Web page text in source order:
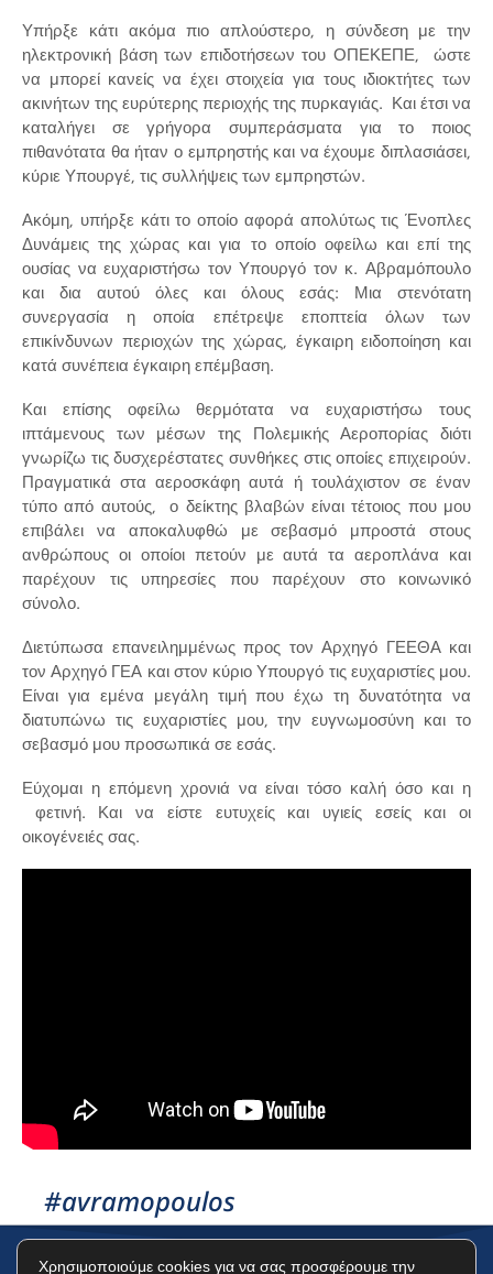
Υπήρξε κάτι ακόμα πιο απλούστερο, η σύνδεση με την
ηλεκτρονική βάση των επιδοτήσεων του ΟΠΕΚΕΠΕ, ώστε
να μπορεί κανείς να έχει στοιχεία για τους ιδιοκτήτες των
ακινήτων της ευρύτερης περιοχής της πυρκαγιάς. Και έτσι να
καταλήγει σε γρήγορα συμπεράσματα για το ποιος
πιθανότατα θα ήταν ο εμπρηστής και να έχουμε διπλασιάσει,
κύριε Υπουργέ, τις συλλήψεις των εμπρηστών.
Ακόμη, υπήρξε κάτι το οποίο αφορά απολύτως τις Ένοπλες
Δυνάμεις της χώρας και για το οποίο οφείλω και επί της
ουσίας να ευχαριστήσω τον Υπουργό τον κ. Αβραμόπουλο
και δια αυτού όλες και όλους εσάς: Μια στενότατη
συνεργασία η οποία επέτρεψε εποπτεία όλων των
επικίνδυνων περιοχών της χώρας, έγκαιρη ειδοποίηση και
κατά συνέπεια έγκαιρη επέμβαση.
Και επίσης οφείλω θερμότατα να ευχαριστήσω τους
ιπτάμενους των μέσων της Πολεμικής Αεροπορίας διότι
γνωρίζω τις δυσχερέστατες συνθήκες στις οποίες επιχειρούν.
Πραγματικά στα αεροσκάφη αυτά ή τουλάχιστον σε έναν
τύπο από αυτούς, ο δείκτης βλαβών είναι τέτοιος που μου
επιβάλει να αποκαλυφθώ με σεβασμό μπροστά στους
ανθρώπους οι οποίοι πετούν με αυτά τα αεροπλάνα και
παρέχουν τις υπηρεσίες που παρέχουν στο κοινωνικό
σύνολο.
Διετύπωσα επανειλημμένως προς τον Αρχηγό ΓΕΕΘΑ και
τον Αρχηγό ΓΕΑ και στον κύριο Υπουργό τις ευχαριστίες μου.
Είναι για εμένα μεγάλη τιμή που έχω τη δυνατότητα να
διατυπώνω τις ευχαριστίες μου, την ευγνωμοσύνη και το
σεβασμό μου προσωπικά σε εσάς.
Εύχομαι η επόμενη χρονιά να είναι τόσο καλή όσο και η
φετινή. Και να είστε ευτυχείς και υγιείς εσείς και οι
οικογένειές σας.
#avramopoulos
Χρησιμοποιούμε cookies για να σας προσφέρουμε την